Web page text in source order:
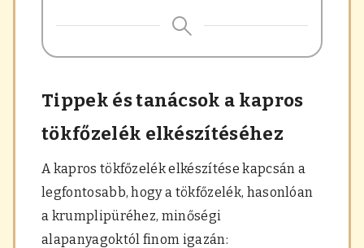
Tippek és tanácsok a kapros
tökfőzelék elkészítéséhez
A kapros tökfőzelék elkészítése kapcsán a
legfontosabb, hogy a tökfőzelék, hasonlóan
a krumplipüréhez, minőségi
alapanyagoktól finom igazán: